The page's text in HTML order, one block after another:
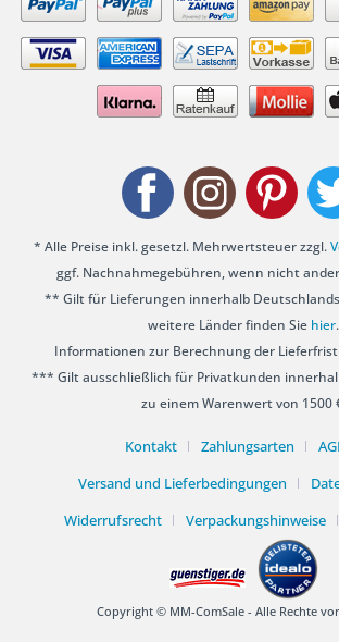
* Alle Preise inkl. gesetzl. Mehrwertsteuer zzgl.
ggf. Nachnahmegebühren, wenn nicht
** Gilt für Lieferungen innerhalb
weitere Länder finden Sie hier.
Informationen zur Berechnung der Lieferfrist
*** Gilt ausschließlich für Privatkunden
zu einem Warenwert von 1500
Kontakt Zahlungsarten
Versand und Lieferbedingungen
Widerrufsrecht
Verpackungshinweise
Copyright © MM-ComSale - Alle Rechte